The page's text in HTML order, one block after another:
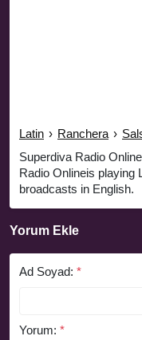
Latin › Ranchera ›
Superdiva Radio
Radio Onlineis playing
broadcasts in English.
Yorum Ekle
Ad Soyad: *
Yorum: *